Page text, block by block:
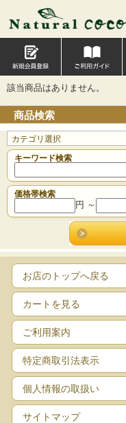
該当商品はありません。
商品検索
キーワード検索
価格帯検索
円 ～
お店のトップへ戻る
カートを見る
ご利用案内
特定商取引法表示
個人情報の取扱い
サイトマップ